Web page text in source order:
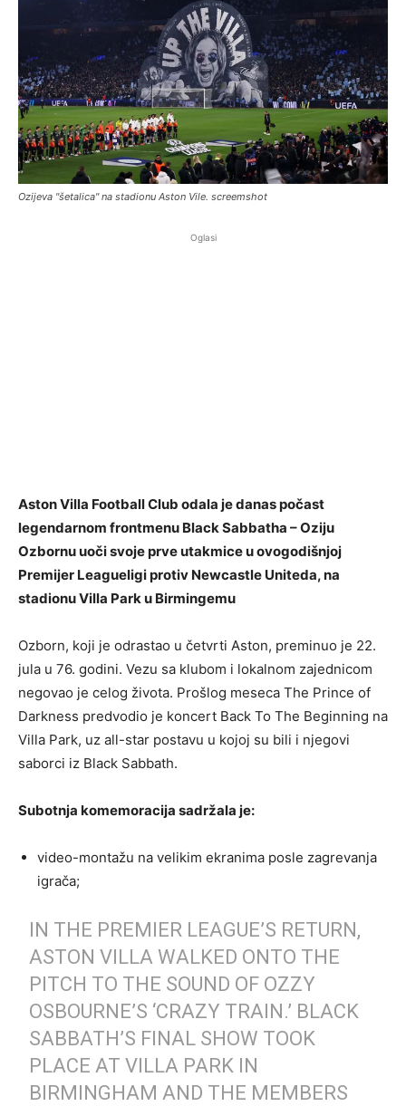
Ozijeva "šetalica" na stadionu Aston Vile. screemshot
Oglasi
Aston Villa Football Club odala je danas počast
legendarnom frontmenu Black Sabbatha – Oziju
Ozbornu uoči svoje prve utakmice u ovogodišnjoj
Premijer Leagueligi protiv Newcastle Uniteda, na
stadionu Villa Park u Birmingemu
Ozborn, koji je odrastao u četvrti Aston, preminuo je 22.
jula u 76. godini. Vezu sa klubom i lokalnom zajednicom
negovao je celog života. Prošlog meseca The Prince of
Darkness predvodio je koncert Back To The Beginning na
Villa Park, uz all-star postavu u kojoj su bili i njegovi
saborci iz Black Sabbath.
Subotnja komemoracija sadržala je:
video-montažu na velikim ekranima posle zagrevanja
igrača;
IN THE PREMIER LEAGUE’S RETURN,
ASTON VILLA WALKED ONTO THE
PITCH TO THE SOUND OF OZZY
OSBOURNE’S ‘CRAZY TRAIN.’ BLACK
SABBATH’S FINAL SHOW TOOK
PLACE AT VILLA PARK IN
BIRMINGHAM AND THE MEMBERS